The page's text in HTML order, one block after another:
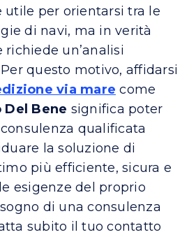
utile per orientarsi tra le
di navi, ma in verità
un’analisi
questo motivo, affidarsi
via mare come
Del Bene significa poter
qualificata
la soluzione di
più efficiente, sicura e
esigenze del proprio
di una consulenza
subito il tuo contatto